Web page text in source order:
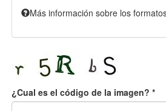
Más información sobre los
¿Cual es el código de la imagen? *